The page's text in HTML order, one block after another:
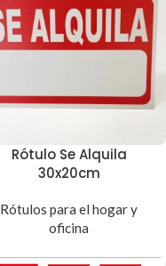
Rótulo Se Alquila
30x20cm
Rótulos para el hogar y
oficina